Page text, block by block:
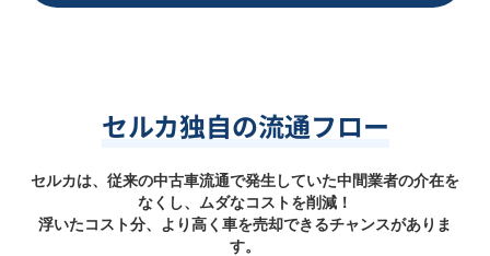
セルカ独自の流通フロー
セルカは、従来の中古車流通で発生していた中間業者の介在を
なくし、ムダなコストを削減！
浮いたコスト分、より高く車を売却できるチャンスがありま
す。